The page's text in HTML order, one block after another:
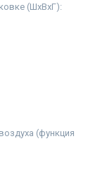
(ШxВxГ):
(функция